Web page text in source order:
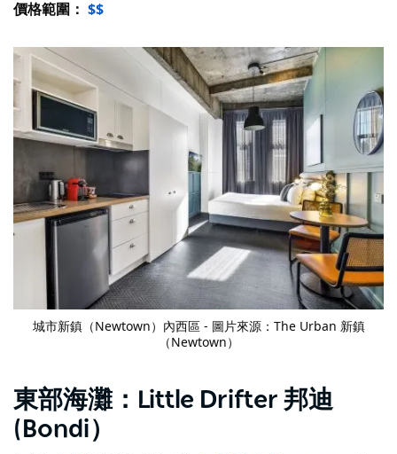
價格範圍： $$
城市新鎮（Newtown） 內西區 - 圖片來源：The Urban 新鎮
（Newtown）
東部海灘：Little Drifter 邦迪
(Bondi）